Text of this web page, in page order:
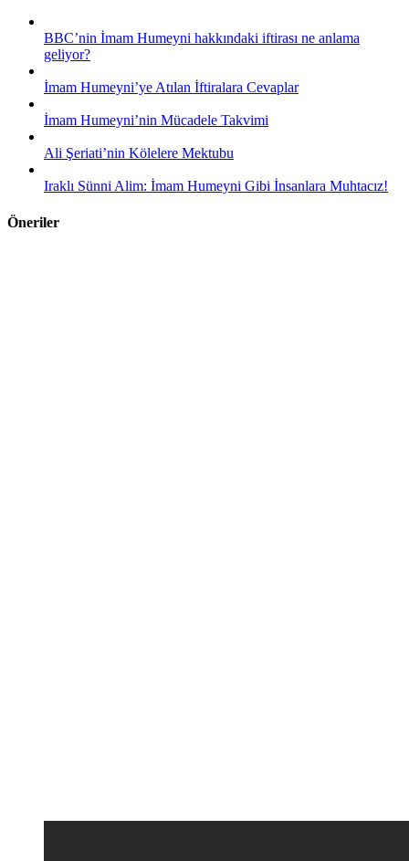
BBC’nin İmam Humeyni hakkındaki iftirası ne anlama
geliyor?
İmam Humeyni’ye Atılan İftiralara Cevaplar
İmam Humeyni’nin Mücadele Takvimi
Ali Şeriati’nin Kölelere Mektubu
Iraklı Sünni Alim: İmam Humeyni Gibi İnsanlara Muhtacız!
Öneriler